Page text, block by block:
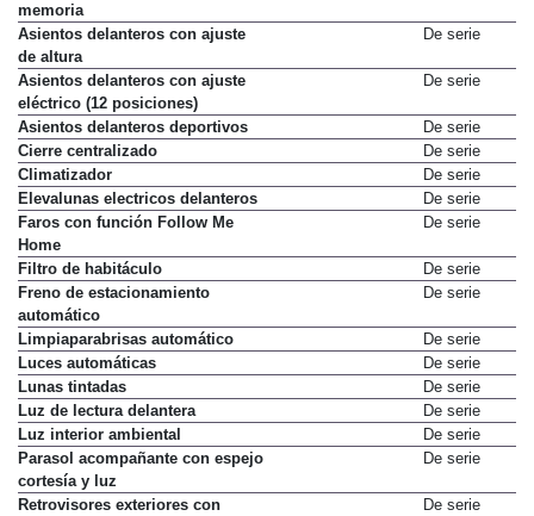
memoria
Asientos delanteros con ajuste
de altura
De serie
Asientos delanteros con ajuste
eléctrico (12 posiciones)
De serie
Asientos delanteros deportivos
De serie
Cierre centralizado
De serie
Climatizador
De serie
Elevalunas electricos delanteros
De serie
Faros con función Follow Me
Home
De serie
Filtro de habitáculo
De serie
Freno de estacionamiento
automático
De serie
Limpiaparabrisas automático
De serie
Luces automáticas
De serie
Lunas tintadas
De serie
Luz de lectura delantera
De serie
Luz interior ambiental
De serie
Parasol acompañante con espejo
cortesía y luz
De serie
Retrovisores exteriores con
De serie